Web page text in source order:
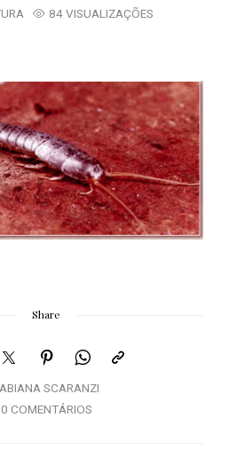
84 VISUALIZAÇÕES
Share
SCARANZI
0 COMENTÁRIOS